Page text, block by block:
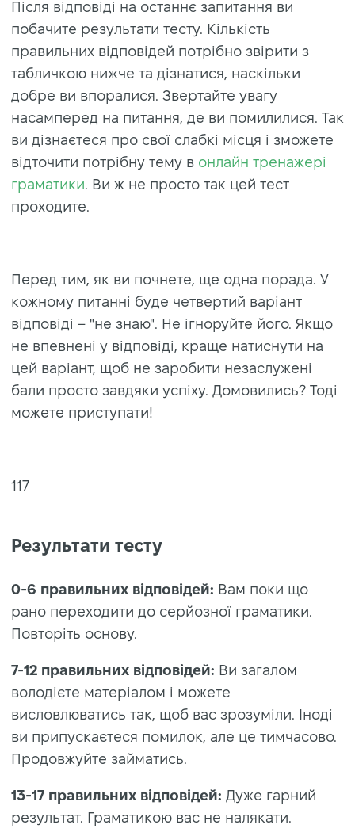
Після відповіді на останнє запитання ви
побачите результати тесту. Кількість
правильних відповідей потрібно звірити з
табличкою нижче та дізнатися, наскільки
добре ви впоралися. Звертайте увагу
насамперед на питання, де ви помилилися. Так
ви дізнаєтеся про свої слабкі місця і зможете
відточити потрібну тему в онлайн тренажері
граматики. Ви ж не просто так цей тест
проходите.
Перед тим, як ви почнете, ще одна порада. У
кожному питанні буде четвертий варіант
відповіді – "не знаю". Не ігноруйте його. Якщо
не впевнені у відповіді, краще натиснути на
цей варіант, щоб не заробити незаслужені
бали просто завдяки успіху. Домовились? Тоді
можете приступати!
117
Результати тесту
0-6 правильних відповідей: Вам поки що
рано переходити до серйозної граматики.
Повторіть основу.
7-12 правильних відповідей: Ви загалом
володієте матеріалом і можете
висловлюватись так, щоб вас зрозуміли. Іноді
ви припускаєтеся помилок, але це тимчасово.
Продовжуйте займатись.
13-17 правильних відповідей: Дуже гарний
результат. Граматикою вас не налякати.